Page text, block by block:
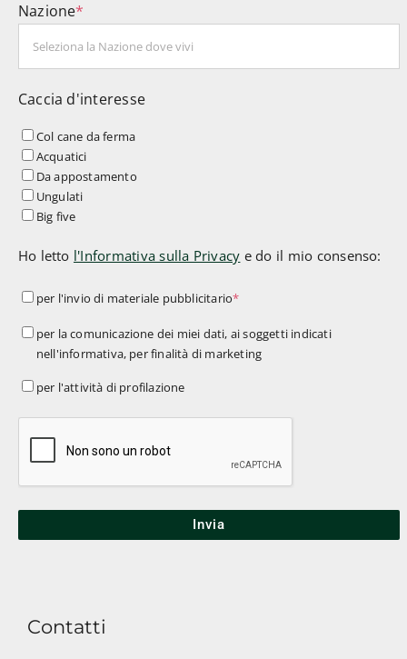
Nazione*
Caccia d'interesse
Col cane da ferma
Acquatici
Da appostamento
Ungulati
Big five
Ho letto l'Informativa sulla Privacy e do il mio consenso:
per
pubblicitario*
per l'invio di materiale pubblicitario*
per
comunicazione
di
per la comunicazione dei miei dati, ai soggetti indicati
nell'informativa, per finalità di marketing
per
di
profilazione
per l'attività di profilazione
Contatti